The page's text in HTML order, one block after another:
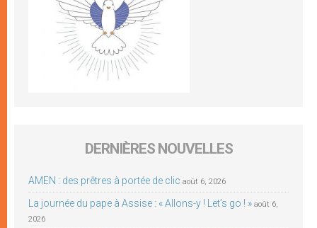
DERNIÈRES NOUVELLES
AMEN : des prêtres à portée de clic août 6, 2026
La journée du pape à Assise : « Allons-y ! Let’s go ! » août 6,
2026